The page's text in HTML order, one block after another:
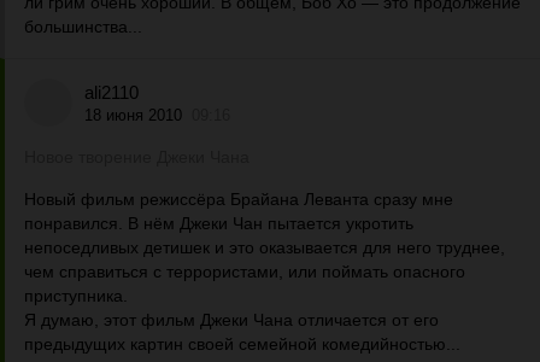
большинства...
ali2110
18 июня 2010
Новый фильм режиссёра Брайана Леванта сразу мне
понравился. В нём Джеки Чан пытается укротить
непоседливых детишек и это оказывается для него труднее,
чем справиться с террористами, или поймать опасного
приступника.
Я думаю, этот фильм Джеки Чана отличается от его
предыдущих картин своей семейной комедийностью...